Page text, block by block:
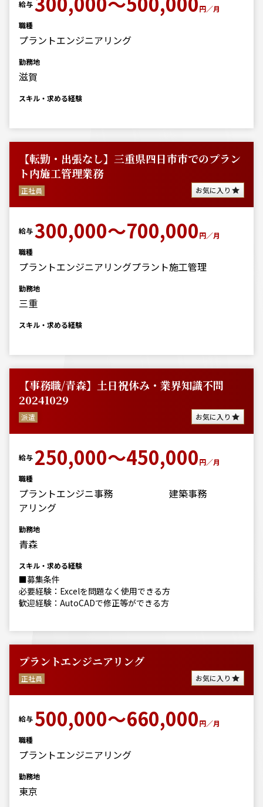
給与
円／月
職種
プラントエンジニアリング
勤務地
滋賀
スキル・求める経験
【転勤・出張なし】三重県四日市市でのプラン
ト内施工管理業務
正社員 お気に入り
給与300,000～700,000円／月
職種
プラントエンジニアリングプラント施工管理
勤務地
三重
スキル・求める経験
【事務職/青森】土日祝休み・業界知識不問
20241029
派遣 お気に入り
給与 250,000～450,000円／月
職種
プラントエンジニ
アリング
事務 建築事務
勤務地
青森
スキル・求める経験
■募集条件
必要経験：Excelを問題なく使用できる方
歓迎経験：AutoCADで修正等ができる方
プラントエンジニアリング
正社員 お気に入り
給与 500,000～660,000円／月
職種
プラントエンジニアリング
勤務地
東京